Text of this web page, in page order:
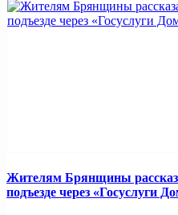
Жителям Брянщины
подъезде через «Госуслуги